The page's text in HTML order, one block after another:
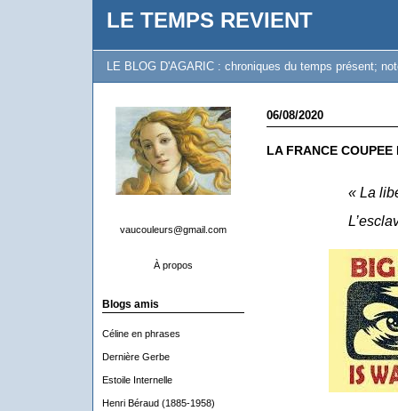
LE TEMPS REVIENT
LE BLOG D'AGARIC : chroniques du temps présent;
vaucouleurs@gmail.com
À propos
Blogs amis
Céline en phrases
Dernière Gerbe
Estoile Internelle
Henri Béraud (1885-1958)
06/08/2020
LA FRANCE COUPEE
« La